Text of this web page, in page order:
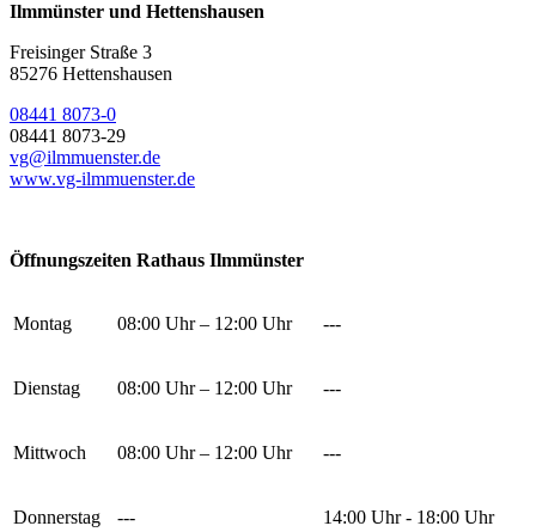
Ilmmünster und Hettenshausen
Freisinger Straße 3
85276 Hettenshausen
08441 8073-0
08441 8073-29
vg@ilmmuenster.de
www.vg-ilmmuenster.de
Öffnungszeiten Rathaus Ilmmünster
Montag 08:00 Uhr – 12:00 Uhr ---
Dienstag 08:00 Uhr – 12:00 Uhr ---
Mittwoch 08:00 Uhr – 12:00 Uhr ---
Donnerstag --- 14:00 Uhr - 18:00 Uhr